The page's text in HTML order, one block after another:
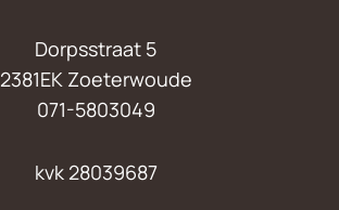
Dorpsstraat 5
2381EK Zoeterwoude
071-5803049
kvk 28039687